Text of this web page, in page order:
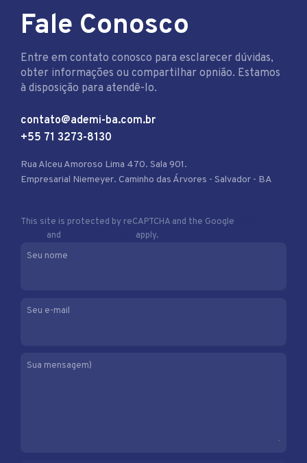
Fale Conosco
Entre em contato conosco para esclarecer dúvidas,
obter informações ou compartilhar opnião. Estamos
à disposição para atendê-lo.
contato@ademi-ba.com.br
+55 71 3273-8130
Rua Alceu Amoroso Lima 470. Sala 901.
Empresarial Niemeyer. Caminho das Árvores - Salvador - BA
This site is protected by reCAPTCHA and the Google
and
apply.
Seu nome
Seu e-mail
Sua mensagem)